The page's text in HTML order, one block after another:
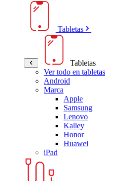
Tabletas
Tabletas
Ver todo en tabletas
Android
Marca
Apple
Samsung
Lenovo
Kalley
Honor
Huawei
iPad